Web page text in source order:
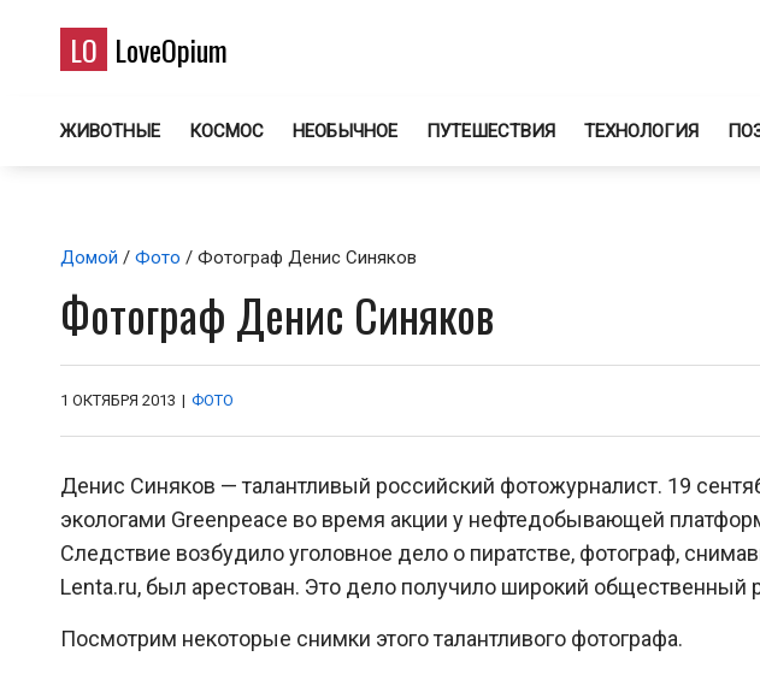
LO LoveOpium
ЖИВОТНЫЕ КОСМОС НЕОБЫЧНОЕ ПУТЕШЕСТВИЯ ТЕХНОЛОГИЯ
Домой / Фото / Фотограф Денис Синяков
Фотограф Денис Синяков
1 ОКТЯБРЯ 2013 | ФОТО
Денис Синяков — талантливый российский фотожурналист. 19
экологами Greenpeace во время акции у нефтедобывающей
Следствие возбудило уголовное дело о пиратстве, фотограф,
Lenta.ru, был арестован. Это дело получило широкий общественный
Посмотрим некоторые снимки этого талантливого фотографа.